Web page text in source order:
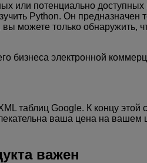
или потенциально
Python. Он
можете только
бизнеса электронной
таблиц Google. К концу
ваша цена на
важен